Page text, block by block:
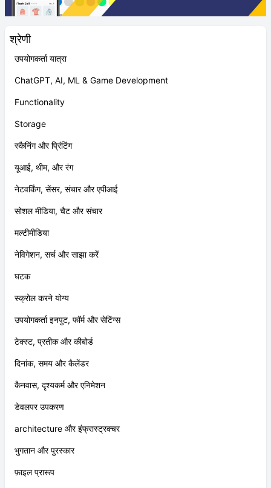
श्रेणी
उपयोगकर्ता यात्रा
ChatGPT, AI, ML & Game Development
Functionality
Storage
स्कैनिंग और प्रिंटिंग
यूआई, थीम, और रंग
नेटवर्किंग, सेंसर, संचार और एपीआई
सोशल मीडिया, चैट और संचार
मल्टीमीडिया
नेविगेशन, सर्च और साझा करें
घटक
स्क्रोल करने योग्य
उपयोगकर्ता इनपुट, फॉर्म और सेटिंग्स
टेक्स्ट, प्रतीक और कीबोर्ड
दिनांक, समय और कैलेंडर
कैनवास, दृश्यकर्म और एनिमेशन
डेवलपर उपकरण
architecture और इंफ्रास्ट्रक्चर
भुगतान और पुरस्कार
फ़ाइल प्रारूप